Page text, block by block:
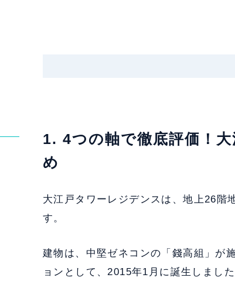
1. 4つの軸で徹底評価！
め
大江戸タワーレジデンスは、地上26階
す。
建物は、中堅ゼネコンの「錢高組」が
ョンとして、2015年1月に誕生しました